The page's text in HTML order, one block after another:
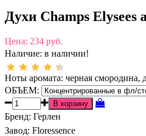
Духи Champs Elysees
Цена: 234 руб.
Наличие: в наличии!
Ноты аромата: черная смородина,
ОБЪЕМ:
Бренд: Герлен
Завод: Floressence